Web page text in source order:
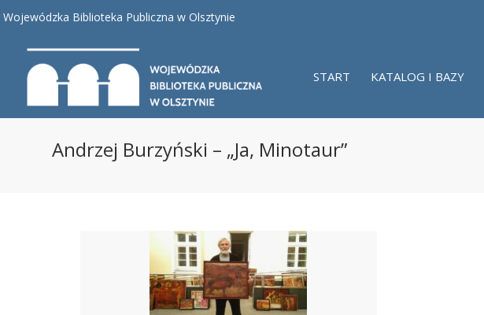
Wojewódzka Biblioteka Publiczna w Olsztynie
START KATALOG I BAZY
Andrzej Burzyński – „Ja, Minotaur”